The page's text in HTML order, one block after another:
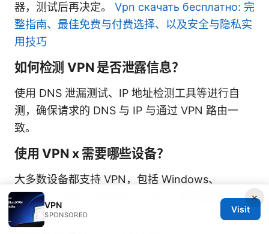
器，测试后再决定。 Vpn скачать бесплатно: 完
整指南、最佳免费与付费选择、以及安全与隐私实
用技巧
如何检测 VPN 是否泄露信息？
使用 DNS 泄漏测试、IP 地址检测工具等进行自
测，确保请求的 DNS 与 IP 与通过 VPN 路由一
致。
使用 VPN x 需要哪些设备？
大多数设备都支持 VPN，包括 Windows、
macOS、iOS、Android、Linux，部分路由器也能
直接配置 VPN。
×
VPN
SPONSORED
Visit